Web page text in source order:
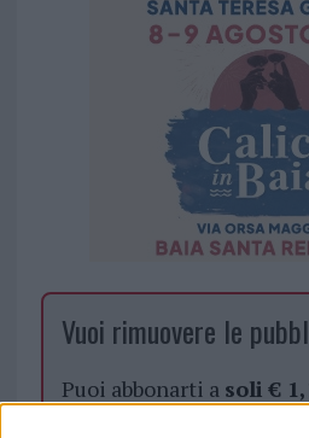
Vuoi rimuovere le
Puoi abbonarti a soli €